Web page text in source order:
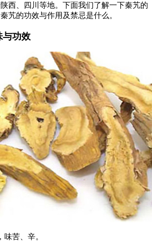
西、四川等地。下面我们了解一下秦艽的
艽的功效与作用及禁忌是什么。
与功效
味苦、辛。